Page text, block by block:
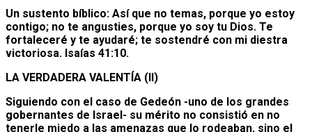
Un sustento bíblico: Así que no temas, porque yo estoy
contigo; no te angusties, porque yo soy tu Dios. Te
fortaleceré y te ayudaré; te sostendré con mi diestra
victoriosa. Isaías 41:10.
LA VERDADERA VALENTÍA (II)
Siguiendo con el caso de Gedeón -uno de los grandes
gobernantes de Israel- su mérito no consistió en no
tenerle miedo a las amenazas que lo rodeaban, sino el